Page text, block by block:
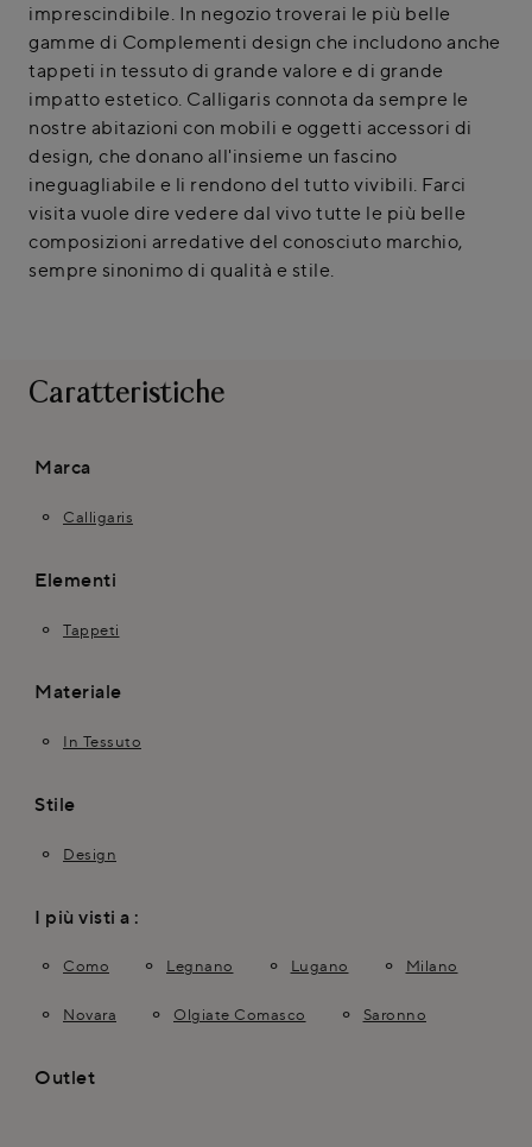
imprescindibile. In negozio troverai le più belle
gamme di Complementi design che includono anche
tappeti in tessuto di grande valore e di grande
impatto estetico. Calligaris connota da sempre le
nostre abitazioni con mobili e oggetti accessori di
design, che donano all'insieme un fascino
ineguagliabile e li rendono del tutto vivibili. Farci
visita vuole dire vedere dal vivo tutte le più belle
composizioni arredative del conosciuto marchio,
sempre sinonimo di qualità e stile.
Caratteristiche
Marca
Calligaris
Elementi
Tappeti
Materiale
In Tessuto
Stile
Design
I più visti a :
Como Legnano Lugano Milano
Novara Olgiate Comasco Saronno
Outlet